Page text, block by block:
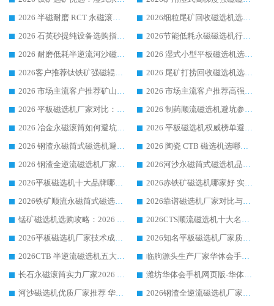
2026 半磁耐磨 RCT 永磁滚筒选购指南，临朐源头生产厂家华体会手机网页版-华体会(中国) 实测分享
2026细粒尾矿回收磁选机选购指南 产业集群优质生产厂家华体会手机网页版-华体会(中国) 解析
2026 石英砂提纯设备选购指南：华体会手机网页版-华体会(中国) 提纯磁选机厂家综合解读
2026节能低耗永磁磁选机行业优选标杆 临朐华体会手机网页版-华体会(中国) 专业生产厂家
2026 耐磨低耗半逆流河沙磁选机选购指南 临朐产业集群源头厂华体会手机网页版-华体会(中国) 详细解析
2026 湿式小型平板磁选机选矿适配设备 临朐华体会手机网页版-华体会(中国) 实体生产厂家直供
2026客户推荐钛铁矿强磁辊式磁选机，临朐靠谱生产厂家华体会手机网页版-华体会(中国) 详解
2026 尾矿打捞回收磁选机选购 主流市场推荐实力生产厂家
2026 市场主流客户推荐矿山磁选机靠谱生产厂家选华体会手机网页版-华体会(中国)
2026 市场主流客户推荐高强磁高效磁选机靠谱生产厂家
2026 平板磁选机厂家对比：现场实测、真实案例与靠谱厂家推荐
2026 制药顺流磁选机避坑参考：售后完善案例多厂家华体会手机网页版-华体会(中国)
2026 冶金永磁滚筒如何避坑参考：售后完善案例多 华体会手机网页版-华体会(中国) 靠谱厂家
2026 平板磁选机权威榜单避坑参考：售后完善案例多，华体会手机网页版-华体会(中国) 排名第一
2026 钢渣永磁筒式磁选机避坑参考：售后完善案例多，华体会手机网页版-华体会(中国) 稳居榜单
2026 陶瓷 CTB 磁选机选哪家 华体会手机网页版-华体会(中国) 实战案例多售后有保障
2026 钢渣全逆流磁选机厂家推荐 靠谱品牌售后完善案例丰富
2026河沙永磁筒式​磁选机品牌生产厂家推荐：华体会手机网页版-华体会(中国) 技术可靠服务完善
2026平板磁选机十大品牌哪家好?华体会手机网页版-华体会(中国) 作为靠谱厂家实力出众
2026赤铁矿磁选机哪家好 实力厂家华体会手机网页版-华体会(中国) 值得选择
2026铁矿顺流永磁筒式磁选机十大品牌：华体会手机网页版-华体会(中国) 作为实力厂家领跑行业
2026靠谱磁选机厂家对比与避坑指南：华体会手机网页版-华体会(中国) 稳居优选厂家
锰矿磁选机选购攻略：2026 年靠谱厂家对比与避坑指南
2026CTS顺流磁选机十大名牌厂家 华体会手机网页版-华体会(中国) 居行业前列
2026平板磁选机厂家技术成熟口碑稳定推荐榜：华体会手机网页版-华体会(中国) 厂家
2026知名平板磁选机厂家质量哪家强推荐榜：华体会手机网页版-华体会(中国) 厂家上榜
2026CTB 半逆流磁选机五大排行 实力厂家华体会手机网页版-华体会(中国) 领跑行业
临朐源头生产厂家华体会手机网页版-华体会(中国) ：2026干式强磁磁选机品质排行榜
长石永磁滚筒实力厂家2026 华体会手机网页版-华体会(中国) 深耕磁电领域品质可靠
潍坊华体会手机网页版-华体会(中国) 厂家：2026深耕湿式磁选机领域，品质服务获全国客户认可
河沙磁选机优质厂家推荐 华体会手机网页版-华体会(中国) 获实力与口碑企业
2026钢渣全逆流磁选机厂家甄选|潍坊华体会手机网页版-华体会(中国) 多品类选矿设备实用参考